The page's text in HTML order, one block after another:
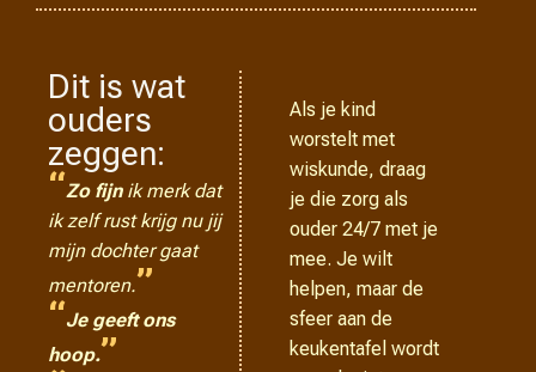
Dit is wat
ouders
zeggen:
“Zo fijn ik merk dat
ik zelf rust krijg nu jij
mijn dochter gaat
mentoren.”
“Je geeft ons
hoop.”
Als je kind
worstelt met
wiskunde, draag
je die zorg als
ouder 24/7 met je
mee. Je wilt
helpen, maar de
sfeer aan de
keukentafel wordt